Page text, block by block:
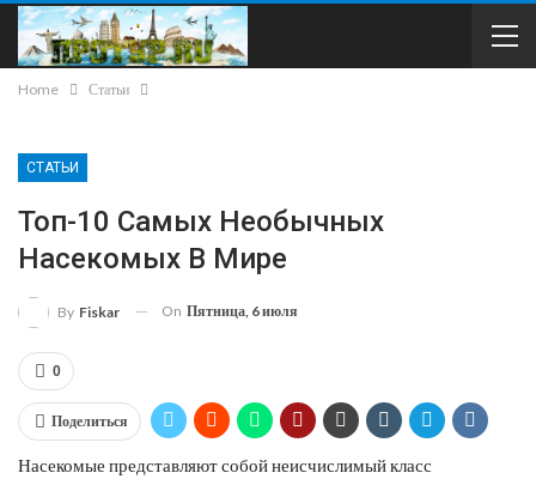
Home Статьи
СТАТЬИ
Топ-10 Самых Необычных
Насекомых В Мире
By Fiskar On Пятница, 6 июля
0
Поделиться
Насекомые представляют собой неисчислимый класс